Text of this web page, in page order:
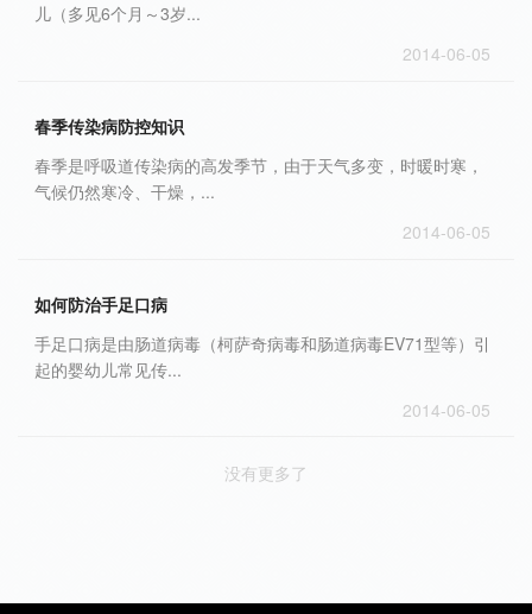
儿（多见6个月～3岁...
2014-06-05
春季传染病防控知识
春季是呼吸道传染病的高发季节，由于天气多变，时暖时寒，
气候仍然寒冷、干燥，...
2014-06-05
如何防治手足口病
手足口病是由肠道病毒（柯萨奇病毒和肠道病毒EV71型等）引
起的婴幼儿常见传...
2014-06-05
没有更多了